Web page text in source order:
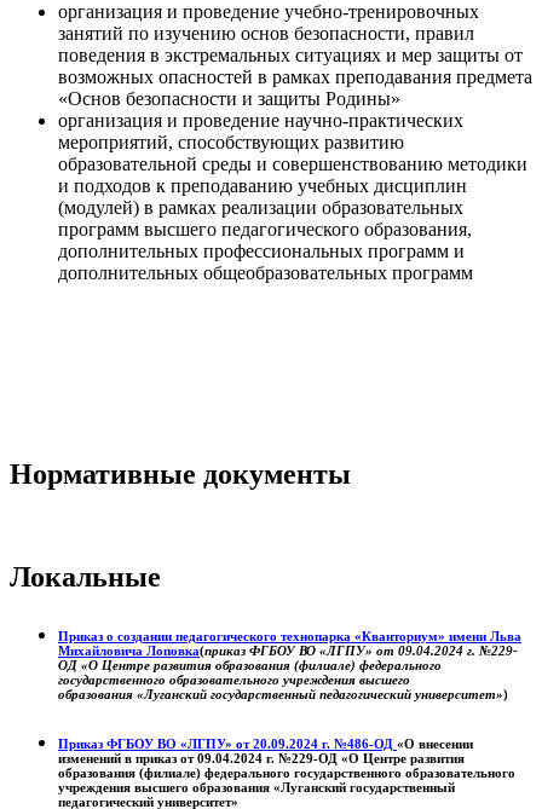
организация и проведение учебно-тренировочных
занятий по изучению основ безопасности, правил
поведения в экстремальных ситуациях и мер защиты от
возможных опасностей в рамках преподавания предмета
«Основ безопасности и защиты Родины»
организация и проведение научно-практических
мероприятий, способствующих развитию
образовательной среды и совершенствованию методики
и подходов к преподаванию учебных дисциплин
(модулей) в рамках реализации образовательных
программ высшего педагогического образования,
дополнительных профессиональных программ и
дополнительных общеобразовательных программ
Нормативные документы
Локальные
Приказ о создании педагогического технопарка «Кванториум» имени Льва
Михайловича Лоповка(приказ ФГБОУ ВО «ЛГПУ» от 09.04.2024 г. №229-
ОД «О Центре развития образования (филиале) федерального
государственного образовательного учреждения высшего
образования «Луганский государственный педагогический университет»)
Приказ ФГБОУ ВО «ЛГПУ» от 20.09.2024 г. №486-ОД «О внесении
изменений в приказ от 09.04.2024 г. №229-ОД «О Центре развития
образования (филиале) федерального государственного образовательного
учреждения высшего образования «Луганский государственный
педагогический университет»